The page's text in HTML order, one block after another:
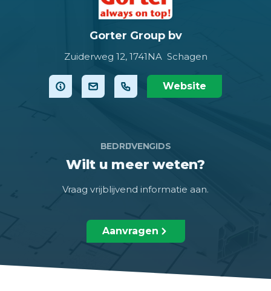
Gorter Group bv
Zuiderweg 12, 1741NA Schagen
Website
BEDRIJVENGIDS
Wilt u meer weten?
Vraag vrijblijvend informatie aan.
Aanvragen